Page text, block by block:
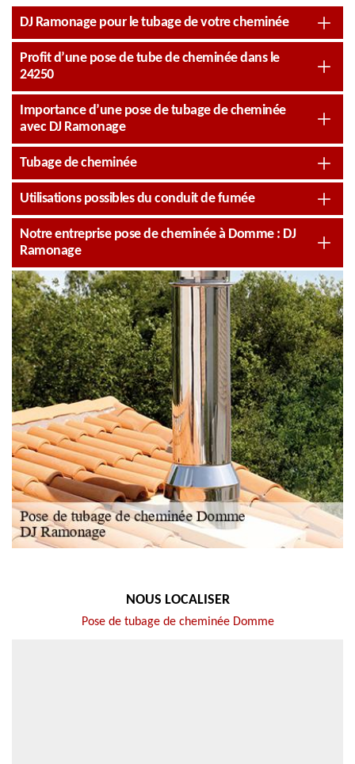
DJ Ramonage pour le tubage de votre cheminée
Profit d’une pose de tube de cheminée dans le
24250
Importance d’une pose de tubage de cheminée
avec DJ Ramonage
Tubage de cheminée
Utilisations possibles du conduit de fumée
Notre entreprise pose de cheminée à Domme : DJ
Ramonage
NOUS LOCALISER
Pose de tubage de cheminée Domme